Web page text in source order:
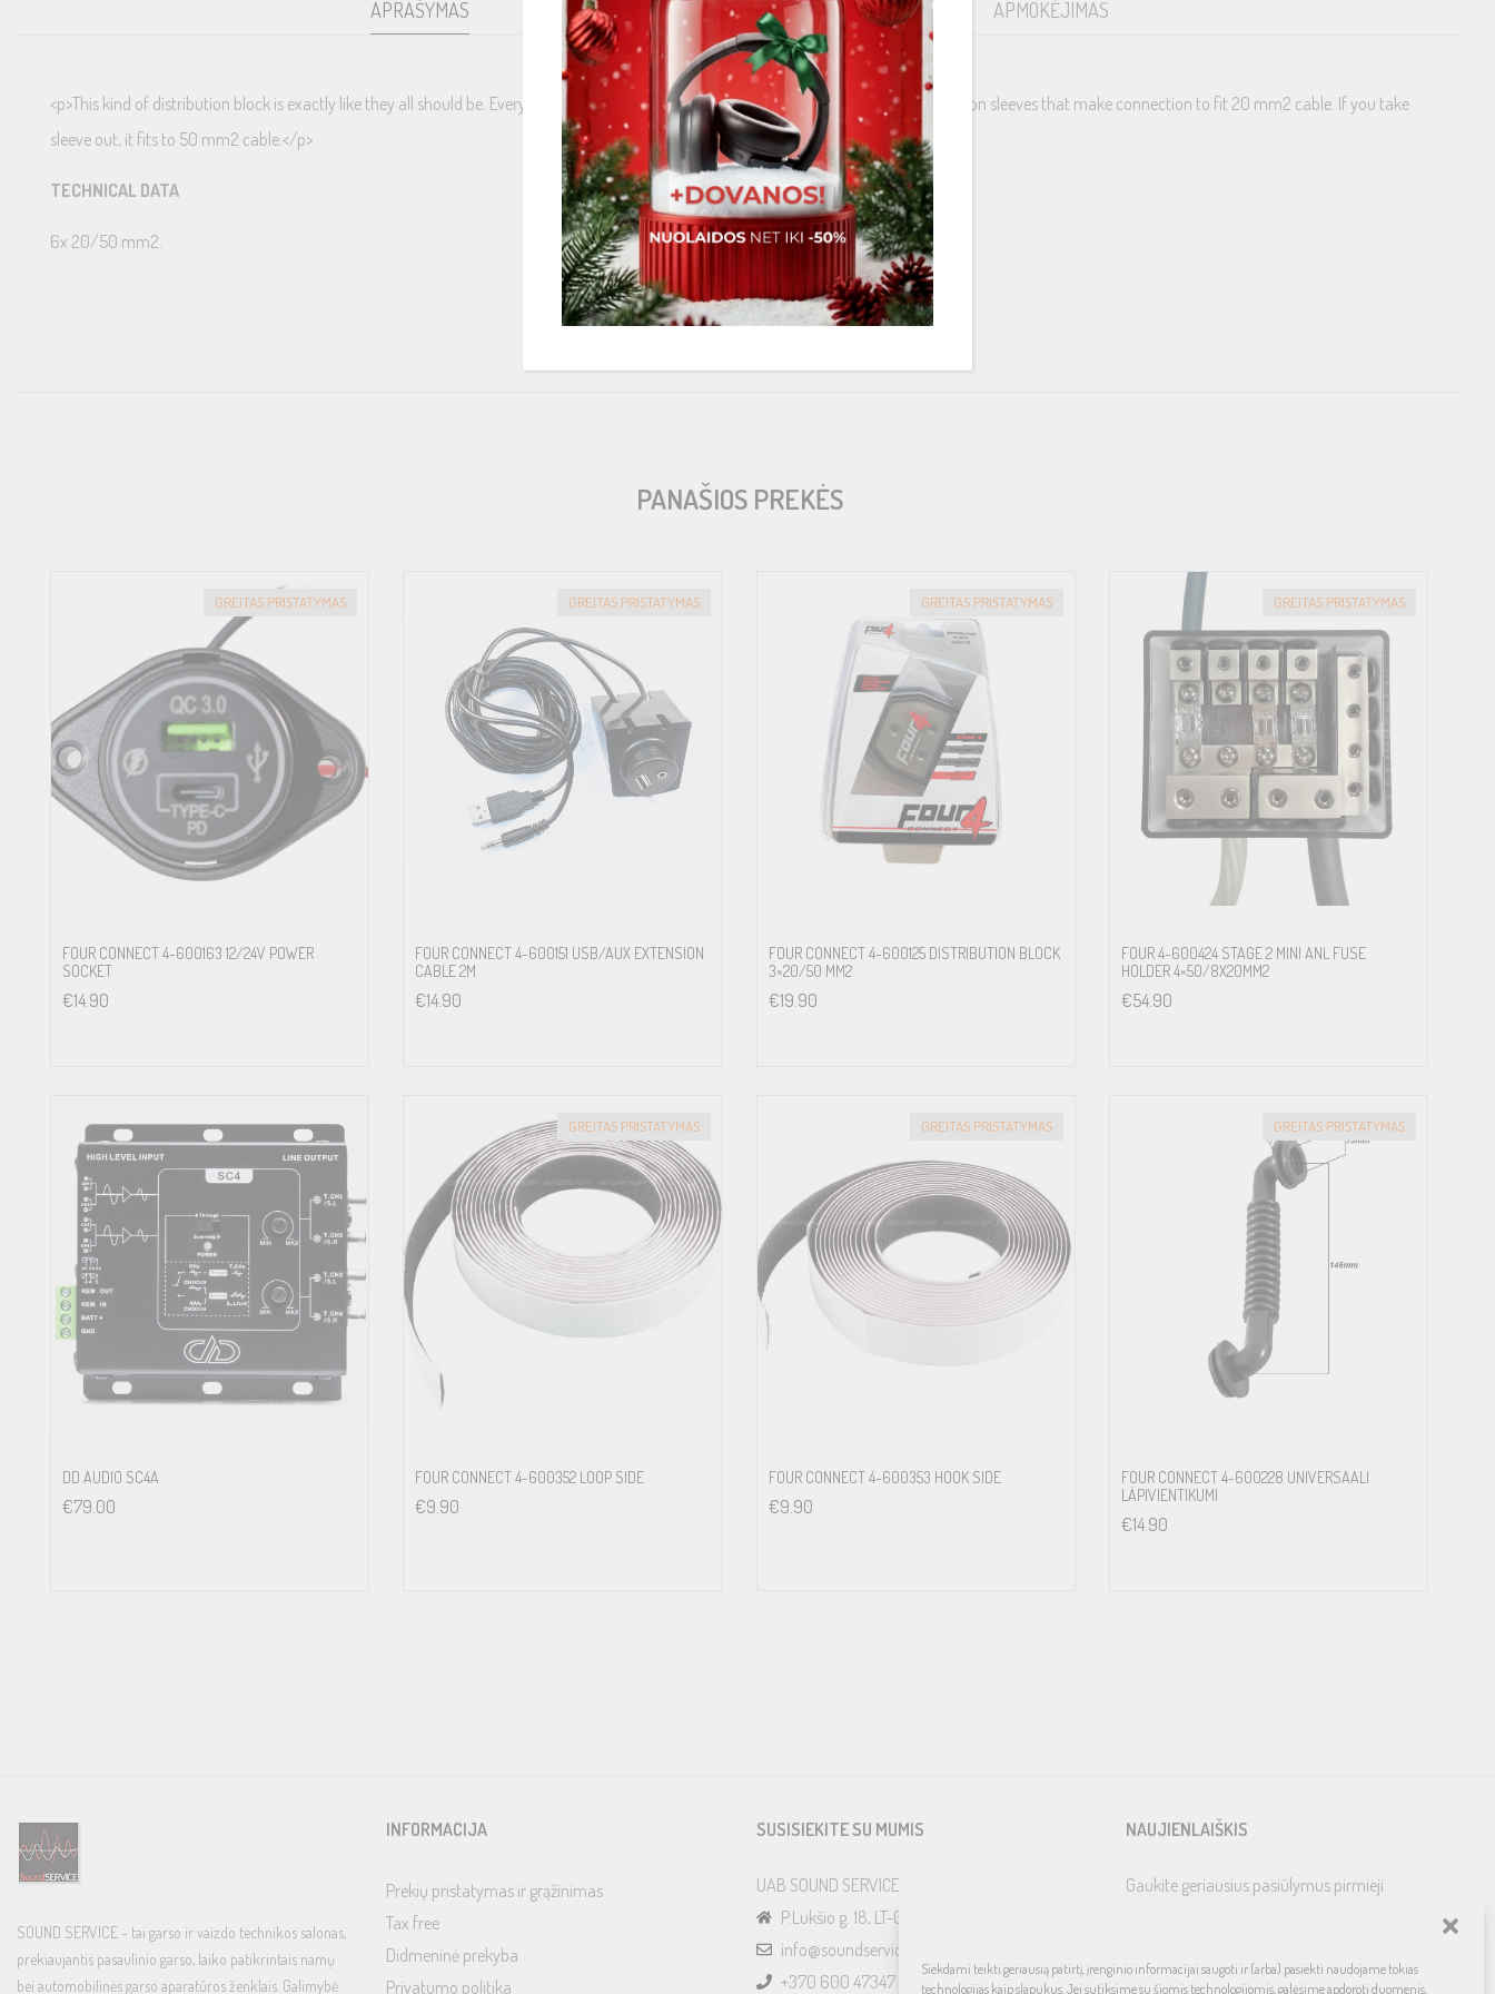
Siekdami teikti geriausią patirtį, įrenginio informacijai saugoti ir (arba) pasiekti naudojame tokias
technologijas kaip slapukus. Jei sutiksime su šiomis technologijomis, galėsime apdoroti duomenis,
APRAŠYMAS PAPILDOMA INFORMACIJA PRISTATYMAS APMOKĖJIMAS
<p>This kind of distribution block is exactly like they all should be. Every connection is drilled to 50 mm2 size. And all them have contraction sleeves that make connection to fit 20 mm2 cable. If you take
sleeve out, it fits to 50 mm2 cable.</p>
TECHNICAL DATA
6x 20/50 mm2.
PANAŠIOS PREKĖS
GREITAS PRISTATYMAS
FOUR CONNECT 4-600163 12/24V POWER
SOCKET
€14.90
GREITAS PRISTATYMAS
FOUR CONNECT 4-600151 USB/AUX EXTENSION
CABLE 2M
€14.90
GREITAS PRISTATYMAS
FOUR CONNECT 4-600125 DISTRIBUTION BLOCK
3×20/50 MM2
€19.90
GREITAS PRISTATYMAS
FOUR 4-600424 STAGE 2 MINI ANL FUSE
HOLDER 4×50/8X20MM2
€54.90
DD AUDIO SC4A
€79.00
GREITAS PRISTATYMAS
FOUR CONNECT 4-600352 LOOP SIDE
€9.90
GREITAS PRISTATYMAS
FOUR CONNECT 4-600353 HOOK SIDE
€9.90
GREITAS PRISTATYMAS
FOUR CONNECT 4-600228 UNIVERSAALI
LÄPIVIENTIKUMI
€14.90
SOUND SERVICE – tai garso ir vaizdo technikos salonas,
prekiaujantis pasaulinio garso, laiko patikrintais namų
bei automobilinės garso aparatūros ženklais. Galimybė
INFORMACIJA
Prekių pristatymas ir grąžinimas
Tax free
Didmeninė prekyba
Privatumo politika
SUSISIEKITE SU MUMIS
UAB SOUND SERVICE
P.Lukšio g. 18, LT-08222, Vilnius
info@soundservice.lt
+370 600 47347
NAUJIENLAIŠKIS
Gaukite geriausius pasiūlymus pirmieji